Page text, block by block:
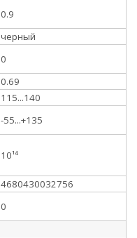
0.9
черный
0
0.69
115...140
-55...+135
10¹⁴
4680430032756
0